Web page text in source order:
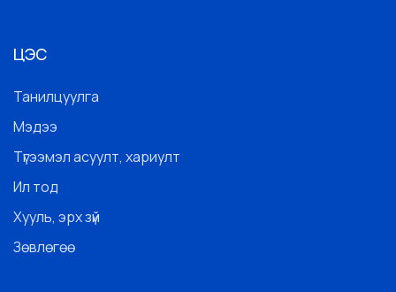
ЦЭС
Танилцуулга
Мэдээ
Түгээмэл асуулт, хариулт
Ил тод
Хууль, эрх зүй
Зөвлөгөө